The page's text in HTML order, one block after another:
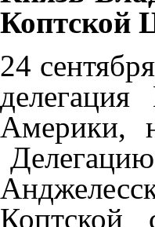
Коптской
24
Америки,